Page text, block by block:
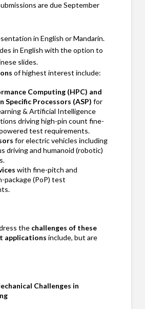
are due September
in English or Mandarin.
in English with the option to
slides.
of highest interest include:
Computing (HPC) and
Specific Processors (ASP) for
& Artificial Intelligence
driving high-pin count fine-
test requirements.
for electric vehicles including
driving and humanoid (robotic)
with fine-pitch and
package (PoP) test
the challenges of these
applications include, but are
Challenges in